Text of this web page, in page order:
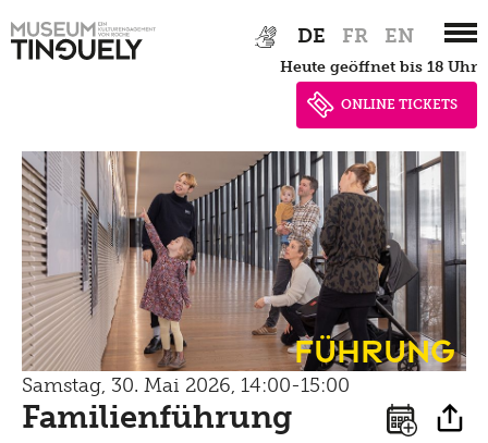
Hauptnavigation
to
DE FR EN
heute geöffnet bis 18 Uhr
ONLINE TICKETS
Lernen
Newsletter
Menu
Brunch
Kontakt
Late Thursday Menu
Führung
Samstag, 30. Mai 2026, 14:00-15:00
Familienführung